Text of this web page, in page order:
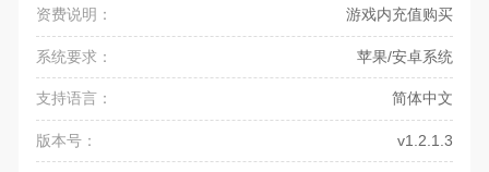
资费说明： 游戏内充值购买
系统要求： 苹果/安卓系统
支持语言： 简体中文
版本号： v1.2.1.3